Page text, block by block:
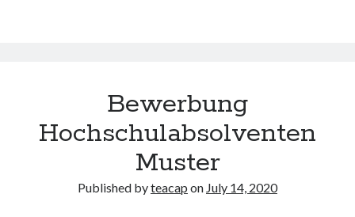
Bewerbung
Hochschulabsolventen
Muster
Published byteacap on July 14, 2020